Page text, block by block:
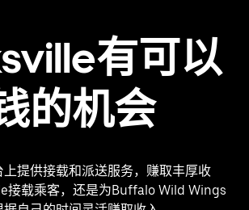
有可以
的机会
提供接载和派送服务，赚取丰厚收
接载乘客，还是为Buffalo Wild Wings